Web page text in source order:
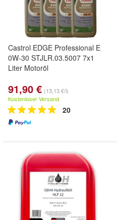
Castrol EDGE Professional E
0W-30 STJLR.03.5007 7x1
Liter Motoröl
91,90 € (13,13 €/l)
Kostenloser Versand
20